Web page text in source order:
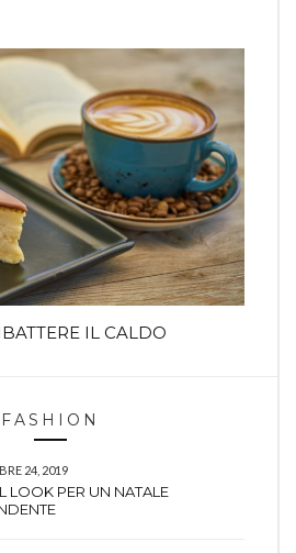
IL CALDO
FASHION
24, 2019
LOOK PER UN NATALE